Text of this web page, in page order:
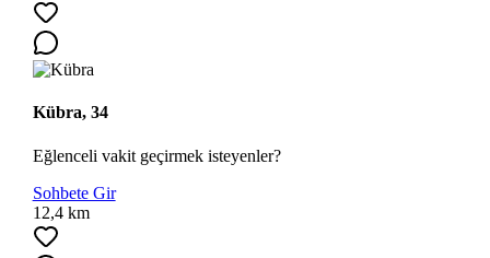
Kübra, 34
Eğlenceli vakit geçirmek isteyenler?
Sohbete Gir
12,4 km